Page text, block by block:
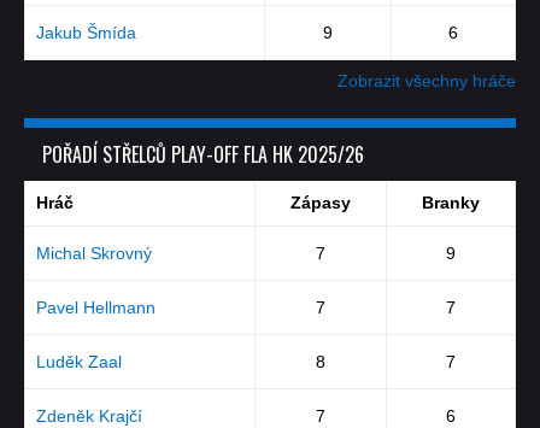
Jakub Šmída 9 6
Zobrazit všechny hráče
POŘADÍ STŘELCŮ PLAY-OFF FLA HK 2025/26
Hráč Zápasy Branky
Michal Skrovný 7 9
Pavel Hellmann 7 7
Luděk Zaal 8 7
Zdeněk Krajčí 7 6